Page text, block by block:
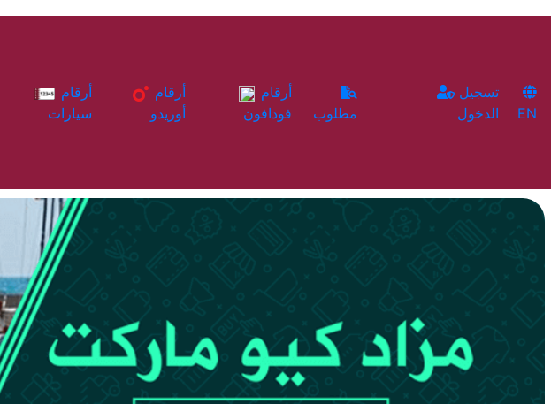
سيارات
أوريدو
فودافون
مطلوب
الدخول
EN